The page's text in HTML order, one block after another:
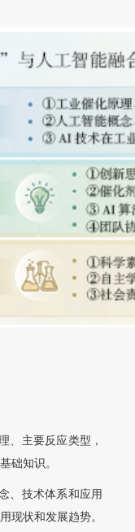
、主要反应类型，
础知识。
、技术体系和应用
现状和发展趋势。